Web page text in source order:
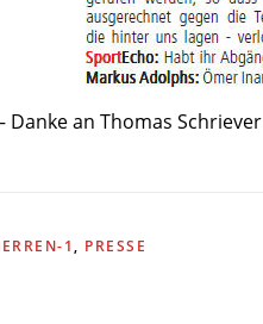
Danke an Thomas Schriever
1, PRESSE